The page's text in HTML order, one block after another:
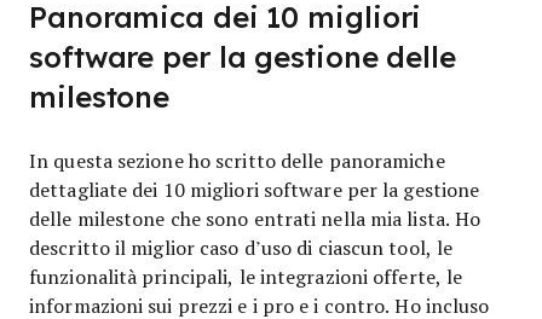
Panoramica dei 10 migliori
software per la gestione delle
milestone
In questa sezione ho scritto delle panoramiche
dettagliate dei 10 migliori software per la gestione
delle milestone che sono entrati nella mia lista. Ho
descritto il miglior caso d’uso di ciascun tool, le
funzionalità principali, le integrazioni offerte, le
informazioni sui prezzi e i pro e i contro. Ho incluso